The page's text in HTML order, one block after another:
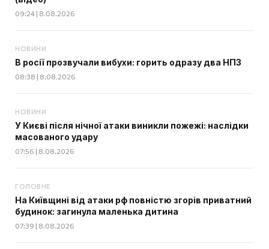
09:24 | 8.08.2026
НОВИНИ
В росії прозвучали вибухи: горить одразу два НПЗ
08:38 | 8.08.2026
НОВИНИ
У Києві після нічної атаки виникли пожежі: наслідки
масованого удару
07:56 | 8.08.2026
ГОЛОВНЕ
На Київщині від атаки рф повністю згорів приватний
будинок: загинула маленька дитина
07:39 | 8.08.2026